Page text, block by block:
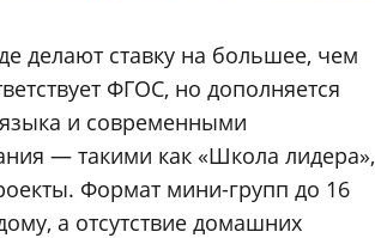
делают ставку на большее, чем
ФГОС, но дополняется
и современными
— такими как «Школа лидера»,
Формат мини-групп до 16
а отсутствие домашних